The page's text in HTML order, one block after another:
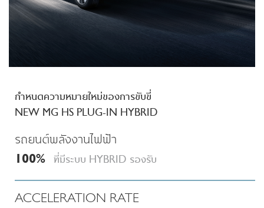
กำหนดความหมายใหม่ของการขับขี่
NEW MG HS PLUG-IN HYBRID
รถยนต์พลังงานไฟฟ้า
100%
ที่มีระบบ HYBRID รองรับ
ACCELERATION RATE